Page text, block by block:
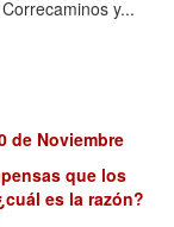
y...
de Noviembre
que los
es la razón?